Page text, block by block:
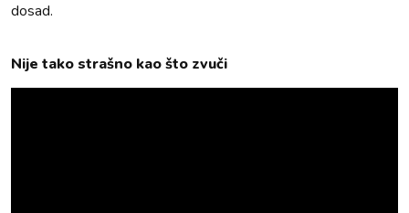
dosad.
Nije tako strašno kao što zvuči